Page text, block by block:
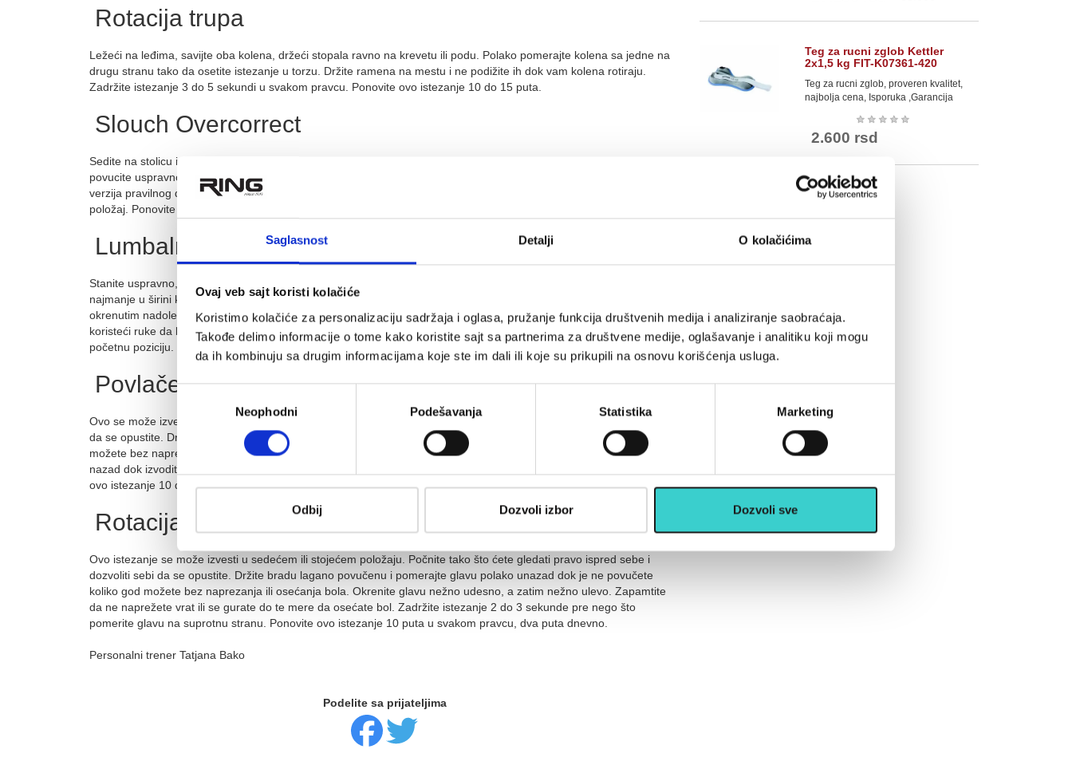
Saglasnost Detalji O kolačićima
Ovaj veb sajt koristi kolačiće
Koristimo kolačiće za personalizaciju sadržaja i oglasa, pružanje funkcija društvenih medija i analiziranje saobraćaja.
Takođe delimo informacije o tome kako koristite sajt sa partnerima za društvene medije, oglašavanje i analitiku koji mogu
da ih kombinuju sa drugim informacijama koje ste im dali ili koje su prikupili na osnovu korišćenja usluga.
Избор
сагласностиNeophodni Podešavanja Statistika Marketing
Odbij Dozvoli izbor Dozvoli sve
Rotacija trupa
Ležeći na leđima, savijte oba kolena, držeći stopala ravno na krevetu ili podu. Polako pomerajte kolena sa jedne na
drugu stranu tako da osetite istezanje u torzu. Držite ramena na mestu i ne podižite ih dok vam kolena rotiraju.
Zadržite istezanje 3 do 5 sekundi u svakom pravcu. Ponovite ovo istezanje 10 do 15 puta.
Slouch Overcorrect
Sedite na stolicu i dozvolite sebi da se potpuno pognete. Opustite se 2 do 3 sekunde u ovom položaju, a zatim se
povucite uspravno, naglašavajući krivinu donjeg dela leđa što je više moguće. Ovo je „ekstremna“ ili preuveličana
verzija pravilnog držanja sedenja. Zadržite ovaj položaj 2 do 3 sekunde, a zatim se vratite u potpuno opušten
položaj. Ponovite ovo istezanje 10 do 15 puta.
Lumbalna ekstenzija u stojećem položaju
Stanite uspravno, blizu stabilne površine koju možete koristiti da se pridržite ako je potrebno. Postavite stopala
najmanje u širini kukova. Podržite donji deo leđa tako što ćete ruke staviti na donji deo leđa sa vrhovima prstiju
okrenutim nadole tako da se sastaju u sredini vaše kičme. Polako se savijte unazad u struku koliko god možete,
koristeći ruke da biste bili mirni i držite kolena ispravljena. Zadržite ovu poziciju 1 do 2 sekunde, a zatim se vratite u
početnu poziciju. Ponovite ovo istezanje 10 puta.
Povlačenje vrata
Ovo se može izvesti u sedećem ili stojećem položaju. Počnite tako što ćete gledati pravo ispred sebe i dozvoliti sebi
da se opustite. Držite bradu lagano povučenu i pomerajte glavu polako unazad dok je ne povučete koliko god
možete bez naprezanja ili osećanja bola. Nastavite da gledate pravo napred, pazeći da ne nagnete glavu napred ili
nazad dok izvodite ovo istezanje. Zadržite ovu poziciju 3 do 5 sekundi, a zatim se vratite u početnu poziciju. Ponovite
ovo istezanje 10 do 15 puta.
Rotacija vrata
Ovo istezanje se može izvesti u sedećem ili stojećem položaju. Počnite tako što ćete gledati pravo ispred sebe i
dozvoliti sebi da se opustite. Držite bradu lagano povučenu i pomerajte glavu polako unazad dok je ne povučete
koliko god možete bez naprezanja ili osećanja bola. Okrenite glavu nežno udesno, a zatim nežno ulevo. Zapamtite
da ne naprežete vrat ili se gurate do te mere da osećate bol. Zadržite istezanje 2 do 3 sekunde pre nego što
pomerite glavu na suprotnu stranu. Ponovite ovo istezanje 10 puta u svakom pravcu, dva puta dnevno.
Personalni trener Tatjana Bako
Podelite sa prijateljima
Teg za rucni zglob Kettler
2x1,5 kg FIT-K07361-420
Teg za rucni zglob, proveren kvalitet,
najbolja cena, Isporuka ,Garancija
★ ★ ★ ★ ★
2.600 rsd